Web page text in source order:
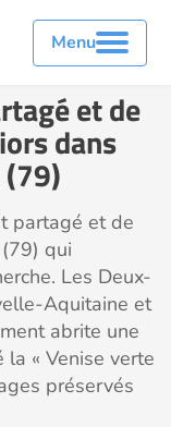
Menu
et de
dans
(79)
partagé et de
qui
Les Deux-
Aquitaine et
abrite une
« Venise verte
préservés